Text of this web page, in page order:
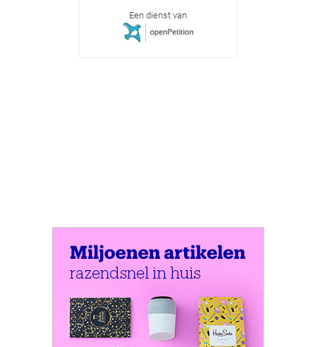
Een dienst van